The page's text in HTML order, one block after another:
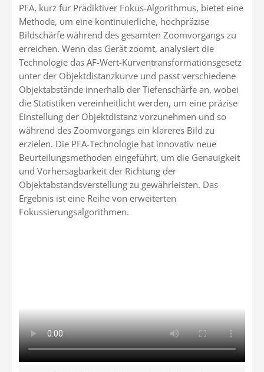
PFA, kurz für Prädiktiver Fokus-Algorithmus, bietet eine
Methode, um eine kontinuierliche, hochpräzise
Bildschärfe während des gesamten Zoomvorgangs zu
erreichen. Wenn das Gerät zoomt, analysiert die
Technologie das AF-Wert-Kurventransformationsgesetz
unter der Objektdistanzkurve und passt verschiedene
Objektabstände innerhalb der Tiefenschärfe an, wobei
die Statistiken vereinheitlicht werden, um eine präzise
Einstellung der Objektdistanz vorzunehmen und so
während des Zoomvorgangs ein klareres Bild zu
erzielen. Die PFA-Technologie hat innovativ neue
Beurteilungsmethoden eingeführt, um die Genauigkeit
und Vorhersagbarkeit der Richtung der
Objektabstandsverstellung zu gewährleisten. Das
Ergebnis ist eine Reihe von erweiterten
Fokussierungsalgorithmen.